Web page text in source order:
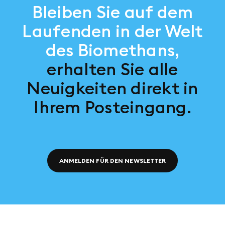
Bleiben Sie auf dem
Laufenden in der Welt
des Biomethans,
erhalten Sie alle
Neuigkeiten direkt in
Ihrem Posteingang.
ANMELDEN FÜR DEN NEWSLETTER